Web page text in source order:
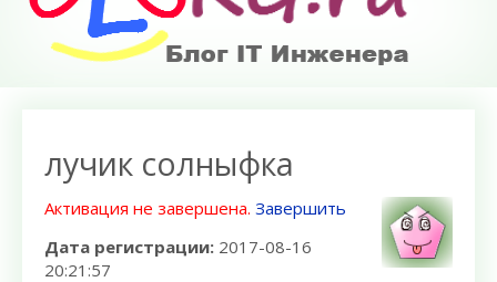
лучик солныфка
Активация не завершена. Завершить
Дата регистрации: 2017-08-16
20:21:57